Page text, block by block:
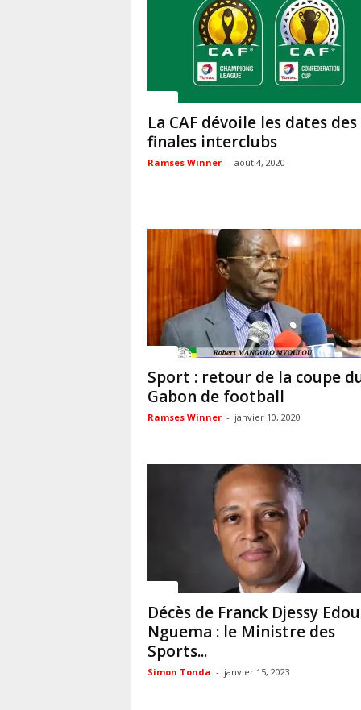
La CAF dévoile les dates des
finales interclubs
Ramses Winner - août 4, 2020
Sport : retour de la coupe
Gabon de football
Ramses Winner - janvier 10, 2020
Décès de Franck Djessy Edou
Nguema : le Ministre des
Sports...
Simon Tonda - janvier 15, 2023